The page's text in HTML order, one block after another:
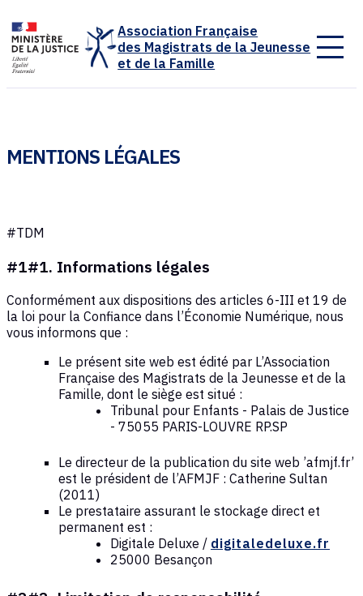
Association Française
des Magistrats de la Jeunesse
et de la Famille
MENTIONS LÉGALES
#TDM
#1#1. Informations légales
Conformément aux dispositions des articles 6-III et 19 de
la loi pour la Confiance dans l’Économie Numérique, nous
vous informons que :
Le présent site web est édité par L’Association
Française des Magistrats de la Jeunesse et de la
Famille, dont le siège est situé :
Tribunal pour Enfants - Palais de Justice
- 75055 PARIS-LOUVRE RP.SP
Le directeur de la publication du site web ’afmjf.fr’
est le président de l’AFMJF : Catherine Sultan
(2011)
Le prestataire assurant le stockage direct et
permanent est :
Digitale Deluxe / digitaledeluxe.fr
25000 Besançon